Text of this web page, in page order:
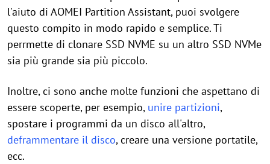
l'aiuto di AOMEI Partition Assistant, puoi svolgere
questo compito in modo rapido e semplice. Ti
perrmette di clonare SSD NVME su un altro SSD NVMe
sia più grande sia più piccolo.
Inoltre, ci sono anche molte funzioni che aspettano di
essere scoperte, per esempio, unire partizioni,
spostare i programmi da un disco all'altro,
deframmentare il disco, creare una versione portatile,
ecc.